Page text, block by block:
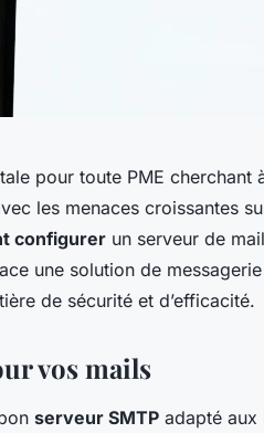
pour toute PME cherchant
les menaces croissantes
configurer un serveur de
une solution de
de sécurité et d’efficacité.
vos mails
serveur SMTP adapté aux